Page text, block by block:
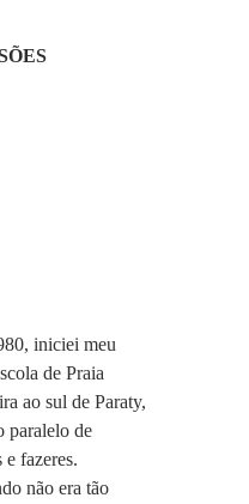
iniciei meu
de Praia
ao sul de Paraty,
paralelo de
e fazeres.
não era tão